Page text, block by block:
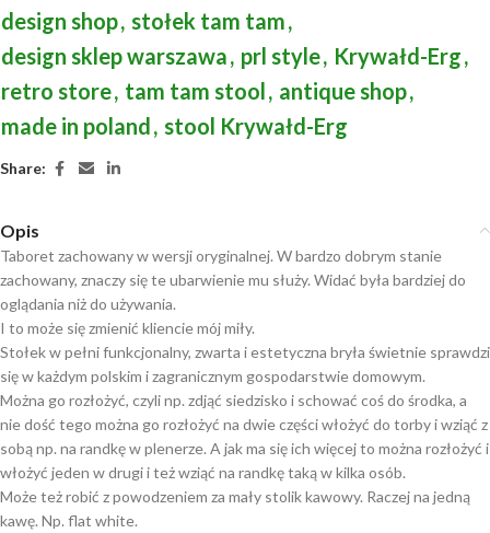
design shop, stołek tam tam,
design sklep warszawa, prl style, Krywałd-Erg,
retro store, tam tam stool, antique shop,
made in poland, stool Krywałd-Erg
Share:
Opis
Taboret zachowany w wersji oryginalnej. W bardzo dobrym stanie
zachowany, znaczy się te ubarwienie mu służy. Widać była bardziej do
oglądania niż do używania.
I to może się zmienić kliencie mój miły.
Stołek w pełni funkcjonalny, zwarta i estetyczna bryła świetnie sprawdzi
się w każdym polskim i zagranicznym gospodarstwie domowym.
Można go rozłożyć, czyli np. zdjąć siedzisko i schować coś do środka, a
nie dość tego można go rozłożyć na dwie części włożyć do torby i wziąć z
sobą np. na randkę w plenerze. A jak ma się ich więcej to można rozłożyć i
włożyć jeden w drugi i też wziąć na randkę taką w kilka osób.
Może też robić z powodzeniem za mały stolik kawowy. Raczej na jedną
kawę. Np. flat white.